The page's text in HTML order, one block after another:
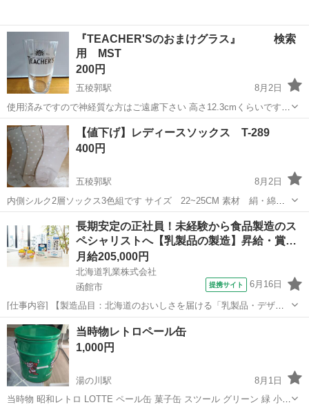
『TEACHER'Sのおまけグラス』 検索
用 MST
200円
五稜郭駅
8月2日
使用済みですので神経質な方はご遠慮下さい 高さ12.3cmくらいです
ノークレームノーリターンですが 受け取りの際に実物を見て頂いての
キャンセルは大丈夫です 支払いは現金のみです 梱包は有りません 受
け渡しはこちら...
北海道 函館市 五稜郭駅 食器
【値下げ】レディースソックス T-289
400円
五稜郭駅
8月2日
内側シルク2層ソックス3色組です サイズ 22~25CM 素材 絹・綿・
その他 未使用品です 写真参照お願いします。 対応については、4日か
ら1週間かかる場合もございます
函館市 五稜郭駅 その他 ソックス
長期安定の正社員！未経験から食品製造のス
ペシャリストへ【乳製品の製造】昇給・賞…
月給205,000円
北海道乳業株式会社
函館市
提携サイト 6月16日
[仕事内容] 【製造品目：北海道のおいしさを届ける「乳製品・デザー
ト」】 ￣V￣￣￣￣￣￣￣￣￣ 北海道産の市乳やヨーグルト、プリ
ン、 チーズ、バター、練乳、粉乳などの 製造・販売を手掛けていま
す。 また、自社ブランド製品...
北海道 函館市 工場
当時物レトロペール缶
1,000円
湯の川駅
8月1日
当時物 昭和レトロ LOTTE ペール缶 菓子缶 スツール グリーン 緑 小物